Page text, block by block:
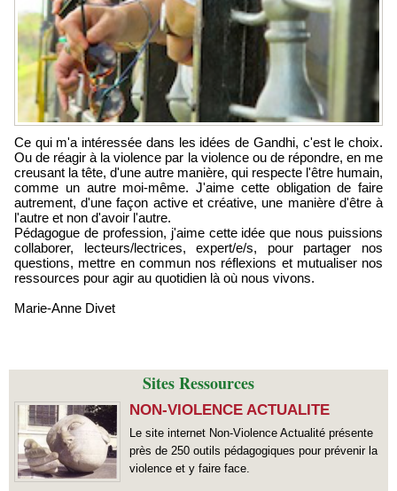
Ce qui m'a intéressée dans les idées de Gandhi, c'est le choix.
Ou de réagir à la violence par la violence ou de répondre, en me
creusant la tête, d'une autre manière, qui respecte l'être humain,
comme un autre moi-même. J'aime cette obligation de faire
autrement, d'une façon active et créative, une manière d'être à
l'autre et non d'avoir l'autre.
Pédagogue de profession, j'aime cette idée que nous puissions
collaborer, lecteurs/lectrices, expert/e/s, pour partager nos
questions, mettre en commun nos réflexions et mutualiser nos
ressources pour agir au quotidien là où nous vivons.
Marie-Anne Divet
Sites Ressources
NON-VIOLENCE ACTUALITE
Le site internet Non-Violence Actualité présente
près de 250 outils pédagogiques pour prévenir la
violence et y faire face.